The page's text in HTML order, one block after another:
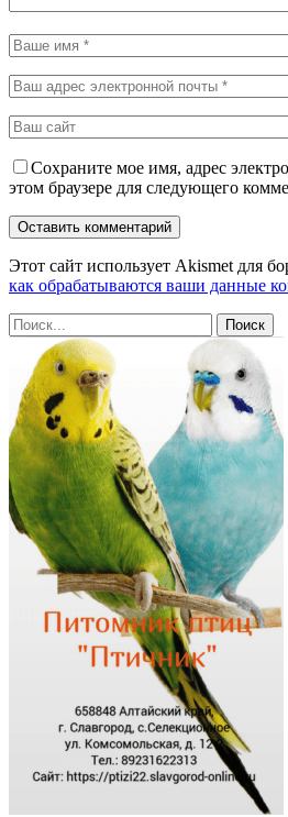
Сохраните мое имя, адрес
этом браузере для следующего
Этот сайт использует Akismet для
как обрабатываются ваши данные